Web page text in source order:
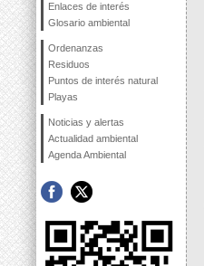
Enlaces de interés
Glosario ambiental
Ordenanzas
Residuos
Puntos de interés natural
Playas
Noticias y alertas
Actualidad ambiental
Agenda Ambiental